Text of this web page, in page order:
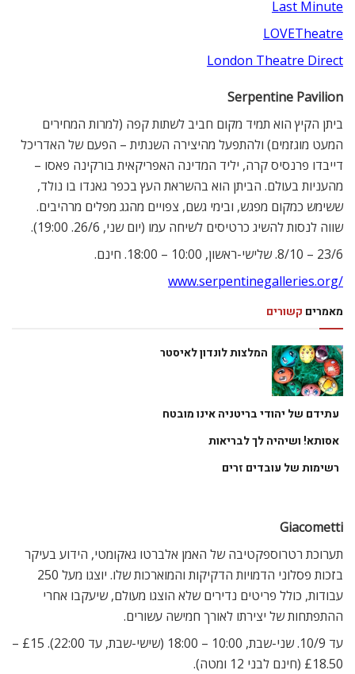
Last Minute
LOVETheatre
London Theatre Direct
Serpentine Pavilion
ביתן הקיץ הוא תמיד מקום חביב לשתות קפה (למרות המחירים
המעט מוגזמים) ולהתפעל מהיצירה השנתית – הפעם של האדריכל
דייבדו פרנסיס קרה, יליד המדינה האפריקאית בורקינה פאסו –
מהעניות בעולם. הביתן הוא בהשראת העץ בכפר גאנדו בו נולד,
ששימש כמקום מפגש, ובימי גשם, צפויים מהגג מפלים מרהיבים.
שווה לנסות להשיג כרטיסים לשיחה עמו (יום שני, 26/6. 19:00).
23/6 – 8/10. שלישי-ראשון, 10:00 – 18:00. חינם.
/www.serpentinegalleries.org
מאמרים קשורים
המלצות לונדון לאיסטר
עתידם של יהודי בריטניה אינו מובטח
אסותא! ושיהיה לך לבריאות
רשימות של עובדים זרים
Giacometti
תערוכת רטרוספקטיבה של האמן אלברטו גאקומטי, הידוע בעיקר
בזכות פסלוני הדמויות הדקיקות והמוארכות שלו. יוצגו מעל 250
עבודות, כולל פריטים נדירים שלא הוצגו מעולם, שיעקבו אחרי
ההתפתחות של יצירתו לאורך חמישה עשורים.
עד 10/9. שני-שבת, 10:00 – 18:00 (שישי-שבת, עד 22:00). £15 –
£18.50 (חינם לבני 12 ומטה).